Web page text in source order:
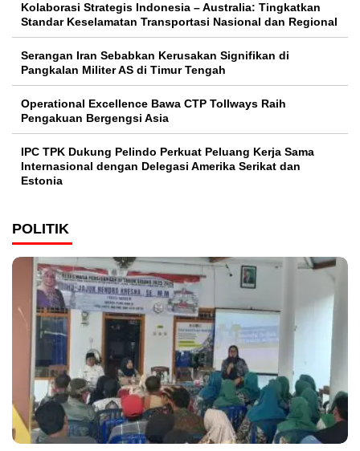
Kolaborasi Strategis Indonesia – Australia: Tingkatkan
Standar Keselamatan Transportasi Nasional dan Regional
Serangan Iran Sebabkan Kerusakan Signifikan di
Pangkalan Militer AS di Timur Tengah
Operational Excellence Bawa CTP Tollways Raih
Pengakuan Bergengsi Asia
IPC TPK Dukung Pelindo Perkuat Peluang Kerja Sama
Internasional dengan Delegasi Amerika Serikat dan
Estonia
POLITIK